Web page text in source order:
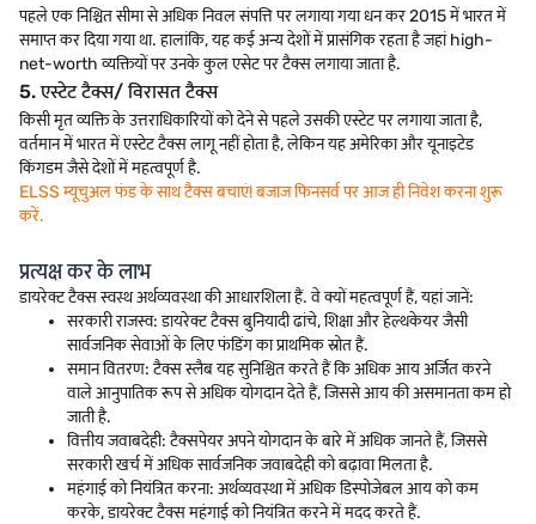
पहले एक निश्चित सीमा से अधिक निवल संपत्ति पर लगाया गया धन कर 2015 में भारत में
समाप्त कर दिया गया था. हालांकि, यह कई अन्य देशों में प्रासंगिक रहता है जहां high-
net-worth व्यक्तियों पर उनके कुल एसेट पर टैक्स लगाया जाता है.
5. एस्टेट टैक्स/ विरासत टैक्स
किसी मृत व्यक्ति के उत्तराधिकारियों को देने से पहले उसकी एस्टेट पर लगाया जाता है,
वर्तमान में भारत में एस्टेट टैक्स लागू नहीं होता है, लेकिन यह अमेरिका और यूनाइटेड
किंगडम जैसे देशों में महत्वपूर्ण है.
ELSS म्यूचुअल फंड के साथ टैक्स बचाएं! बजाज फिनसर्व पर आज ही निवेश करना शुरू
करें.
प्रत्यक्ष कर के लाभ
डायरेक्ट टैक्स स्वस्थ अर्थव्यवस्था की आधारशिला हैं. वे क्यों महत्वपूर्ण हैं, यहां जानें:
सरकारी राजस्व: डायरेक्ट टैक्स बुनियादी ढांचे, शिक्षा और हेल्थकेयर जैसी
सार्वजनिक सेवाओं के लिए फंडिंग का प्राथमिक स्रोत हैं.
समान वितरण: टैक्स स्लैब यह सुनिश्चित करते हैं कि अधिक आय अर्जित करने
वाले आनुपातिक रूप से अधिक योगदान देते हैं, जिससे आय की असमानता कम हो
जाती है.
वित्तीय जवाबदेही: टैक्सपेयर अपने योगदान के बारे में अधिक जानते हैं, जिससे
सरकारी खर्च में अधिक सार्वजनिक जवाबदेही को बढ़ावा मिलता है.
महंगाई को नियंत्रित करना: अर्थव्यवस्था में अधिक डिस्पोजेबल आय को कम
करके, डायरेक्ट टैक्स महंगाई को नियंत्रित करने में मदद करते हैं.